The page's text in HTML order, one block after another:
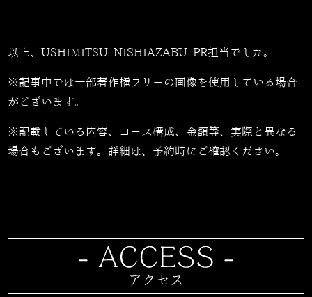
以上、USHIMITSU NISHIAZABU PR担当でした。
※記事中では一部著作権フリーの画像を使用している場合
がございます。
※記載している内容、コース構成、金額等、実際と異なる
場合もございます。詳細は、予約時にご確認ください。